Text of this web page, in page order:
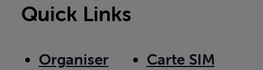
Quick Links
Organiser
Carte SIM